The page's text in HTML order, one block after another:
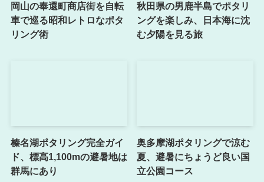
岡山の奉還町商店街を自転
車で巡る昭和レトロなポタ
リング術
秋田県の男鹿半島でポタリ
ングを楽しみ、日本海に沈
む夕陽を見る旅
榛名湖ポタリング完全ガイ
ド、標高1,100mの避暑地は
群馬にあり
奥多摩湖ポタリングで涼む
夏、避暑にちょうど良い国
立公園コース